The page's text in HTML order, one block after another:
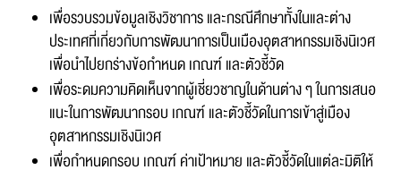
เพื่อรวบรวมข้อมูลเชิงวิชาการ และกรณีศึกษาทั้งในและต่าง
ประเทศที่เกี่ยวกับการพัฒนาการเป็นเมืองอุตสาหกรรมเชิงนิเวศ
เพื่อนำไปยกร่างข้อกำหนด เกณฑ์ และตัวชี้วัด
เพื่อระดมความคิดเห็นจากผู้เชี่ยวชาญในด้านต่าง ๆ ในการเสนอ
แนะในการพัฒนากรอบ เกณฑ์ และตัวชี้วัดในการเข้าสู่เมือง
อุตสาหกรรมเชิงนิเวศ
เพื่อกำหนดกรอบ เกณฑ์ ค่าเป้าหมาย และตัวชี้วัดในแต่ละมิติให้